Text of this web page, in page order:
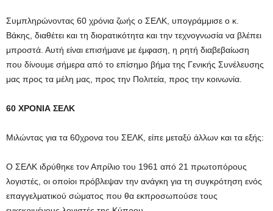
Συμπληρώνοντας 60 χρόνια ζωής ο ΣΕΛΚ, υπογράμμισε ο κ.
Βάκης, διαθέτει και τη διορατικότητα και την τεχνογνωσία να βλέπει
μπροστά. Αυτή είναι επισήμανε με έμφαση, η ρητή διαβεβαίωση
που δίνουμε σήμερα από το επίσημο βήμα της Γενικής Συνέλευσης
μας προς τα μέλη μας, προς την Πολιτεία, προς την κοινωνία.
60 ΧΡΟΝΙΑ ΣΕΛΚ
Μιλώντας για τα 60χρονα του ΣΕΛΚ, είπε μεταξύ άλλων και τα εξής:
Ο ΣΕΛΚ ιδρύθηκε τον Απρίλιο του 1961 από 21 πρωτοπόρους
λογιστές, οι οποίοι πρόβλεψαν την ανάγκη για τη συγκρότηση ενός
επαγγελματικού σώματος που θα εκπροσωπούσε τους